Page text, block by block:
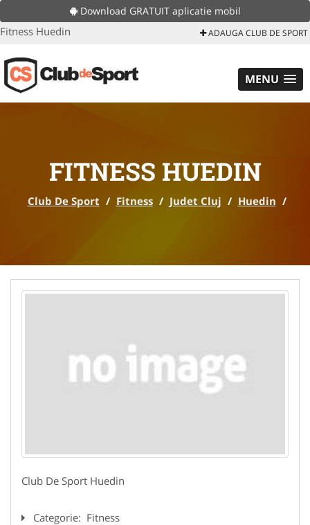
Download GRATUIT aplicatie mobil
Fitness Huedin ADAUGA CLUB DE SPORT
MENU
FITNESS HUEDIN
Club De Sport / Fitness / Judet Cluj / Huedin /
Club De Sport Huedin
Categorie: Fitness